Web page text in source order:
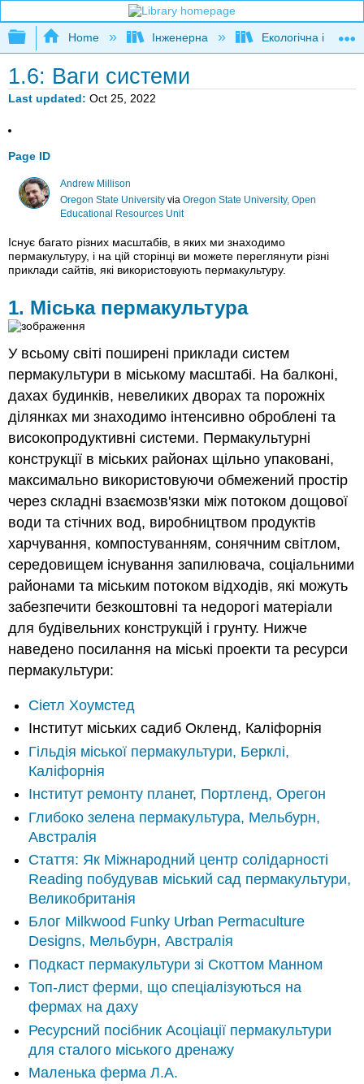
Expand/collapse global hierarchy
Home Інженерна Екологічна
1.6: Ваги системи
Last updated Oct 25, 2022
Page ID
Andrew Millison
Oregon State Universityvia Oregon State University, Open
Educational Resources Unit
Існує багато різних масштабів, в яких ми знаходимо
пермакультуру, і на цій сторінці ви можете переглянути різні
приклади сайтів, які використовують пермакультуру.
1. Міська пермакультура
У всьому світі поширені приклади систем
пермакультури в міському масштабі. На балконі,
дахах будинків, невеликих дворах та порожніх
ділянках ми знаходимо інтенсивно оброблені та
високопродуктивні системи. Пермакультурні
конструкції в міських районах щільно упаковані,
максимально використовуючи обмежений простір
через складні взаємозв'язки між потоком дощової
води та стічних вод, виробництвом продуктів
харчування, компостуванням, сонячним світлом,
середовищем існування запилювача, соціальними
районами та міським потоком відходів, які можуть
забезпечити безкоштовні та недорогі матеріали
для будівельних конструкцій і грунту. Нижче
наведено посилання на міські проекти та ресурси
пермакультури:
Сіетл Хоумстед
Інститут міських садиб Окленд, Каліфорнія
Гільдія міської пермакультури, Берклі,
Каліфорнія
Інститут ремонту планет, Портленд, Орегон
Глибоко зелена пермакультура, Мельбурн,
Австралія
Стаття: Як Міжнародний центр солідарності
Reading побудував міський сад пермакультури,
Великобританія
Блог Milkwood Funky Urban Permaculture
Designs, Мельбурн, Австралія
Подкаст пермакультури зі Скоттом Манном
Топ-лист ферми, що спеціалізуються на
фермах на даху
Ресурсний посібник Асоціації пермакультури
для сталого міського дренажу
Маленька ферма Л.А.